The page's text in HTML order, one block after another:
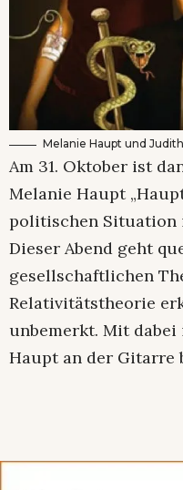
Melanie Haupt und
Am 31. Oktober ist
Melanie Haupt
politischen Situation
Dieser Abend geht
gesellschaftlichen
Relativitätstheorie
unbemerkt. Mit dabei
Haupt an der Gitarre